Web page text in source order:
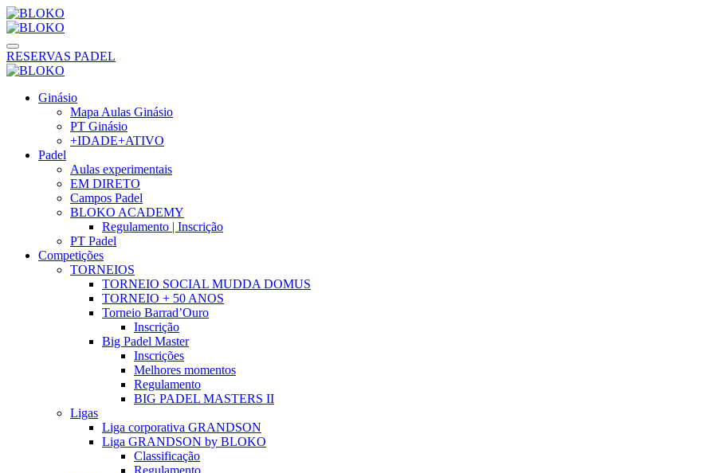
RESERVAS PADEL
Ginásio
Mapa Aulas Ginásio
PT Ginásio
+IDADE+ATIVO
Padel
Aulas experimentais
EM DIRETO
Campos Padel
BLOKO ACADEMY
Regulamento | Inscrição
PT Padel
Competições
TORNEIOS
TORNEIO SOCIAL MUDDA DOMUS
TORNEIO + 50 ANOS
Torneio Barrad’Ouro
Inscrição
Big Padel Master
Inscrições
Melhores momentos
Regulamento
BIG PADEL MASTERS II
Ligas
Liga corporativa GRANDSON
Liga GRANDSON by BLOKO
Classificação
Regulamento